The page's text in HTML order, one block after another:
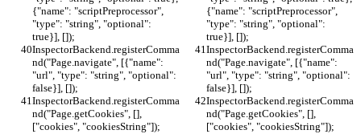
{"name": "scriptPreprocessor",
"type": "string", "optional":
true}], []);
{"name": "scriptPreprocessor",
"type": "string", "optional":
true}], []);
InspectorBackend.registerComma
nd("Page.navigate", [{"name":
"url", "type": "string", "optional":
false}], []);
InspectorBackend.registerComma
nd("Page.navigate", [{"name":
"url", "type": "string", "optional":
false}], []);
InspectorBackend.registerComma
nd("Page.getCookies", [],
["cookies", "cookiesString"]);
InspectorBackend.registerComma
nd("Page.getCookies", [],
["cookies", "cookiesString"]);